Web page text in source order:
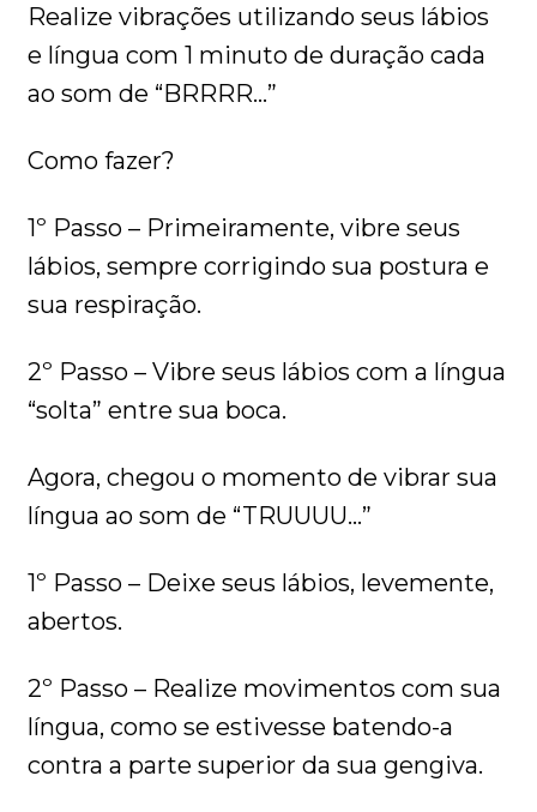
Realize vibrações utilizando seus lábios
e língua com 1 minuto de duração cada
ao som de “BRRRR…”
Como fazer?
1º Passo – Primeiramente, vibre seus
lábios, sempre corrigindo sua postura e
sua respiração.
2º Passo – Vibre seus lábios com a língua
“solta” entre sua boca.
Agora, chegou o momento de vibrar sua
língua ao som de “TRUUUU…”
1º Passo – Deixe seus lábios, levemente,
abertos.
2º Passo – Realize movimentos com sua
língua, como se estivesse batendo-a
contra a parte superior da sua gengiva.